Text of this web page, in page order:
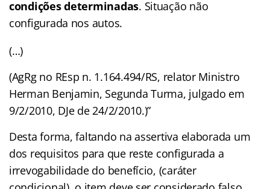
condições determinadas. Situação não
configurada nos autos.
(…)
(AgRg no REsp n. 1.164.494/RS, relator Ministro
Herman Benjamin, Segunda Turma, julgado em
9/2/2010, DJe de 24/2/2010.)”
Desta forma, faltando na assertiva elaborada um
dos requisitos para que reste configurada a
irrevogabilidade do benefício, (caráter